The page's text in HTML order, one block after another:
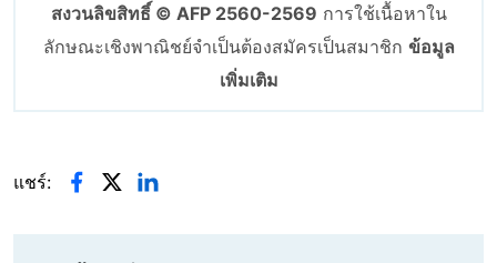
สงวนลิขสิทธิ์ © AFP 2560-2569 การใช้เนื้อหาใน
ลักษณะเชิงพาณิชย์จำเป็นต้องสมัครเป็นสมาชิก ข้อมูล
เพิ่มเติม
แชร์: